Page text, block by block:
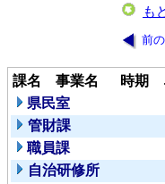
も
前
課名 事業名 時期
県民室
管財課
職員課
自治研修所